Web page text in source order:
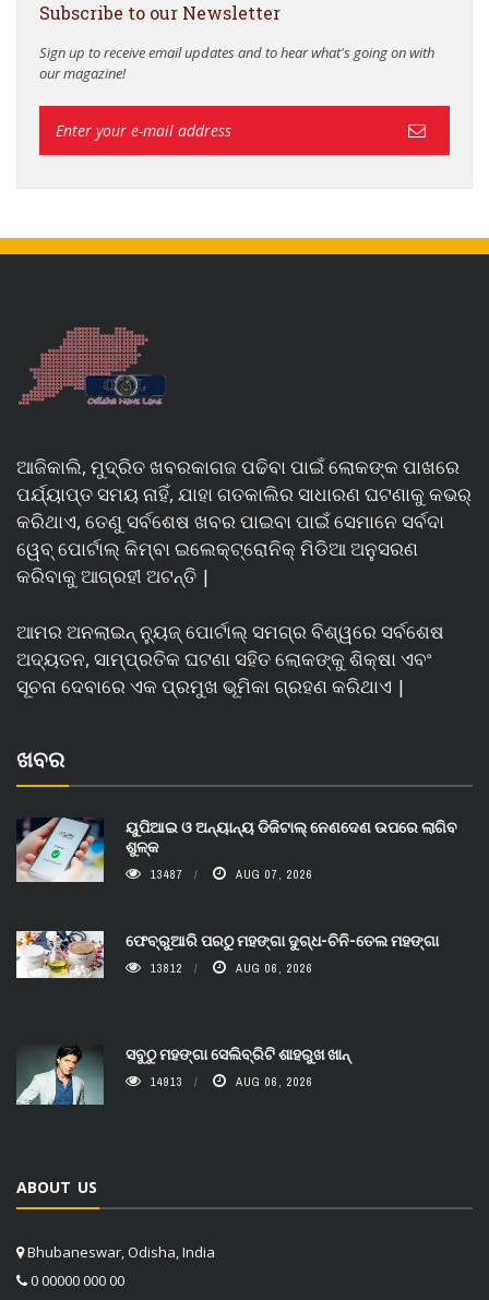
Subscribe to our Newsletter
Sign up to receive email updates and to hear what's going on with
our magazine!
ଆଜିକାଲି, ମୁଦ୍ରିତ ଖବରକାଗଜ ପଢିବା ପାଇଁ ଲୋକଙ୍କ ପାଖରେ
ପର୍ଯ୍ୟାପ୍ତ ସମୟ ନାହିଁ, ଯାହା ଗତକାଲିର ସାଧାରଣ ଘଟଣାକୁ କଭର୍
କରିଥାଏ, ତେଣୁ ସର୍ବଶେଷ ଖବର ପାଇବା ପାଇଁ ସେମାନେ ସର୍ବଦା
ୱେବ୍ ପୋର୍ଟାଲ୍ କିମ୍ବା ଇଲେକ୍ଟ୍ରୋନିକ୍ ମିଡିଆ ଅନୁସରଣ
କରିବାକୁ ଆଗ୍ରହୀ ଅଟନ୍ତି |
ଆମର ଅନଲାଇନ୍ ନ୍ୟୁଜ୍ ପୋର୍ଟାଲ୍ ସମଗ୍ର ବିଶ୍ୱରେ ସର୍ବଶେଷ
ଅଦ୍ୟତନ, ସାମ୍ପ୍ରତିକ ଘଟଣା ସହିତ ଲୋକଙ୍କୁ ଶିକ୍ଷା ଏବଂ
ସୂଚନା ଦେବାରେ ଏକ ପ୍ରମୁଖ ଭୂମିକା ଗ୍ରହଣ କରିଥାଏ |
ଖବର
ୟୁପିଆଇ ଓ ଅନ୍ୟାନ୍ୟ ଡିଜିଟାଲ୍ ନେଣଦେଣ ଉପରେ ଲାଗିବ
ଶୁଳ୍କ
13487 AUG 07, 2026
ଫେବ୍ରୁଆରି ପରଠୁ ମହଙ୍ଗା ଦୁଗ୍ଧ-ଚିନି-ତେଲ ମହଙ୍ଗା
13812 AUG 06, 2026
ସବୁଠୁ ମହଙ୍ଗା ସେଲିବ୍ରିଟି ଶାହରୁଖ ଖାନ୍
14913 AUG 06, 2026
ABOUT US
Bhubaneswar, Odisha, India
0 00000 000 00